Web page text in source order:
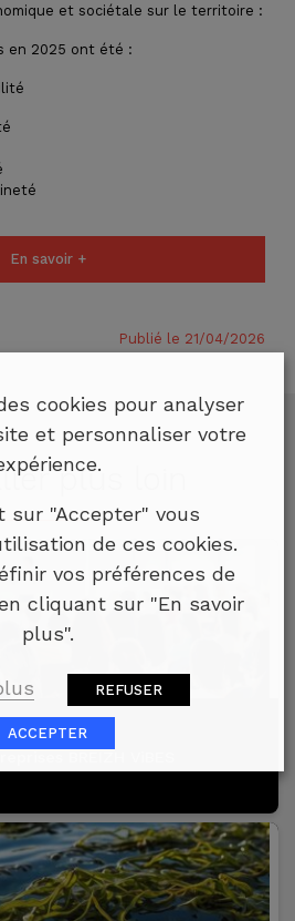
et sociétale sur le territoire :
en 2025 ont été :
En savoir +
Publié le 21/04/2026
plus loin
2026
cookies pour analyser
et personnaliser votre
sur "Accepter" vous
de ces cookies.
vos préférences de
cliquant sur "En savoir
plus".
REFUSER
ACCEPTER